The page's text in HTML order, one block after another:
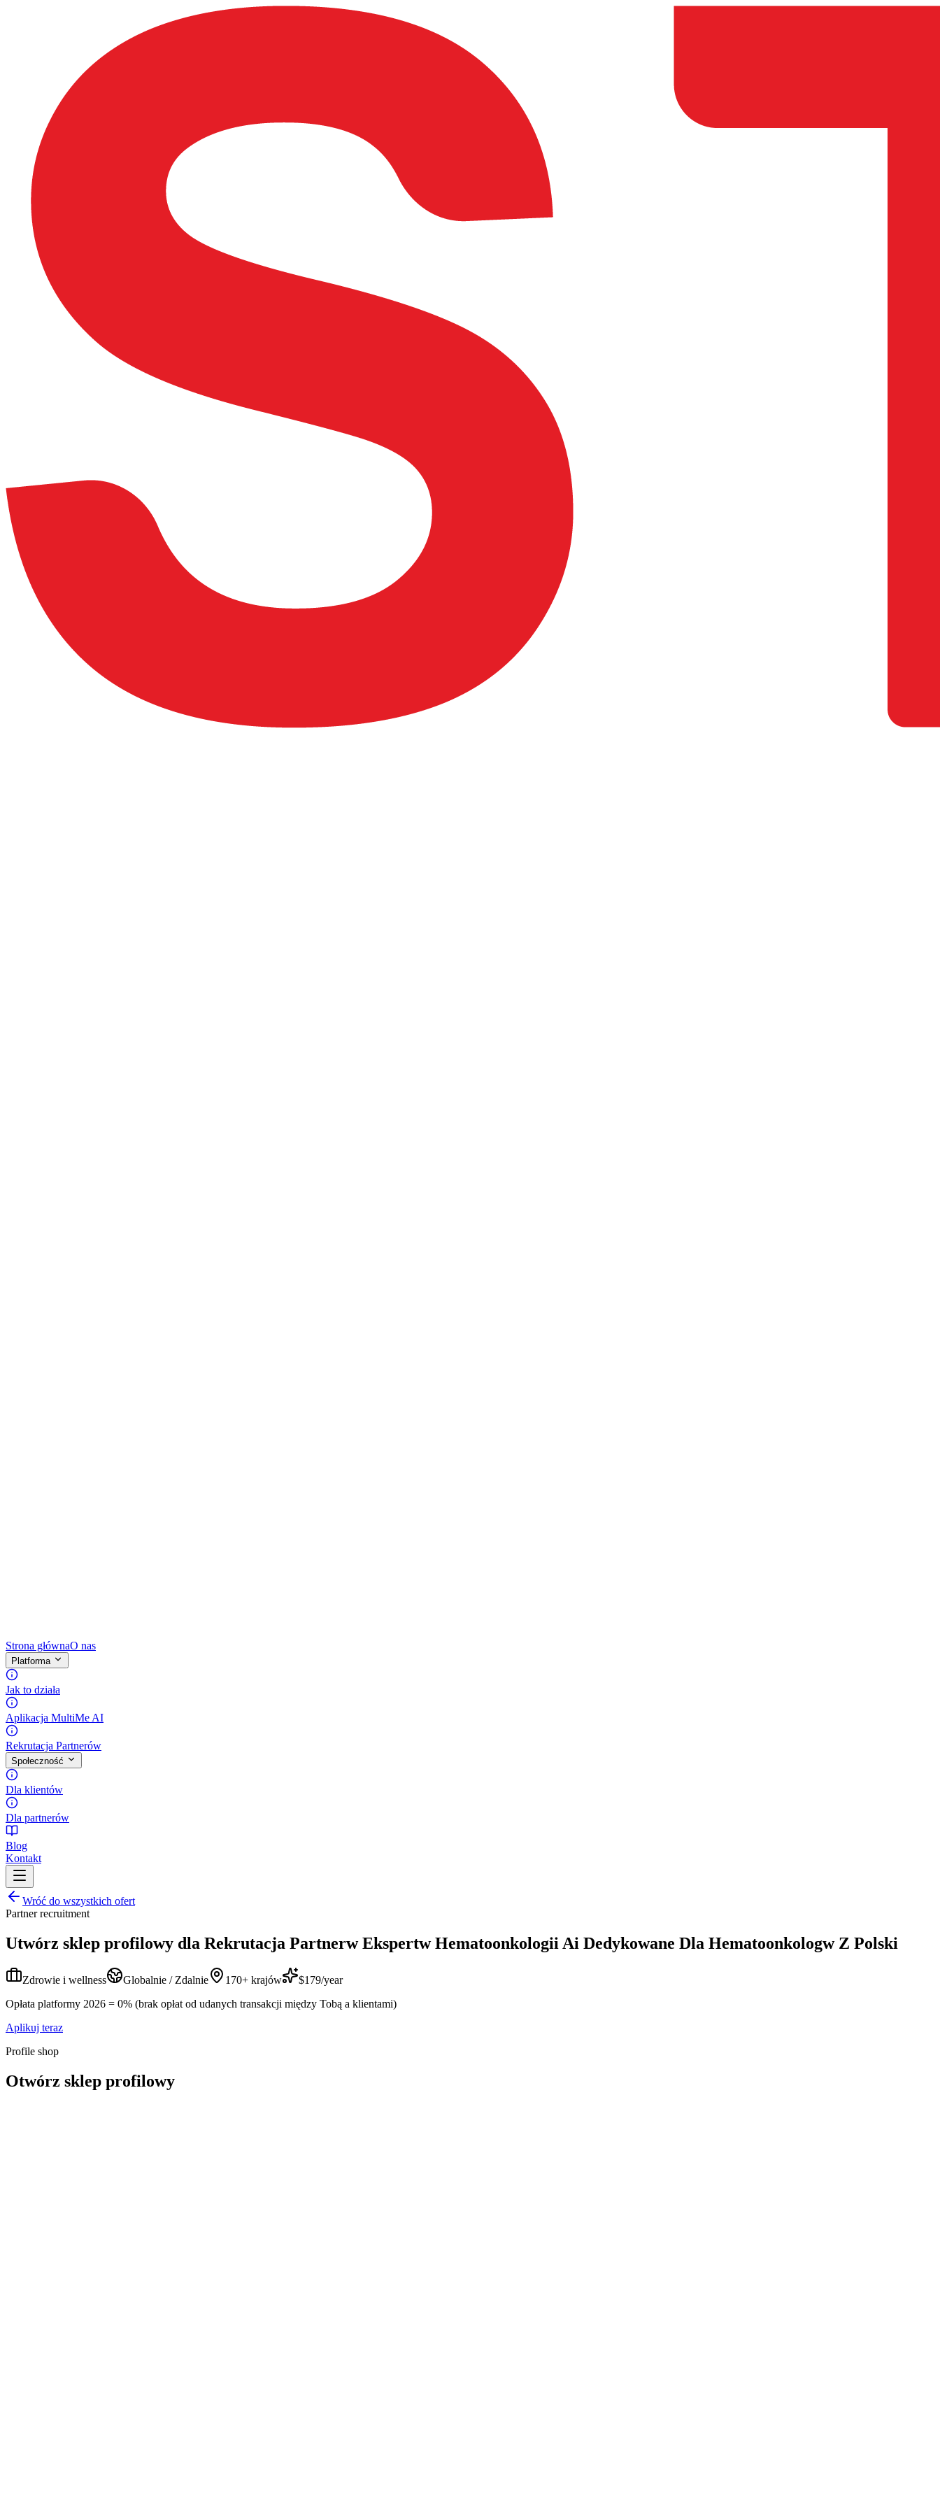
Strona głównaO nas
Platforma
Jak to działa
Aplikacja MultiMe AI
Rekrutacja Partnerów
Społeczność
Dla klientów
Dla partnerów
Blog
Kontakt
Wróć do wszystkich ofert
Partner recruitment
Utwórz sklep profilowy dla Rekrutacja Partnerw Ekspertw Hematoonkologii Ai Dedykowane Dla Hematoonkologw Z Polski
Zdrowie i wellness Globalnie / Zdalnie 170+ krajów
$179/year
Opłata platformy 2026 = 0% (brak opłat od udanych transakcji między Tobą a klientami)
Aplikuj teraz
Profile shop
Otwórz sklep profilowy